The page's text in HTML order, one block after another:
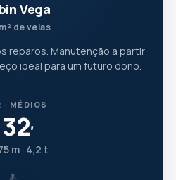
Vega
de velas
reparos. Manutenção a partir
ideal para um futuro dono.
· MÉDIOS
32′
m · 4,2 t